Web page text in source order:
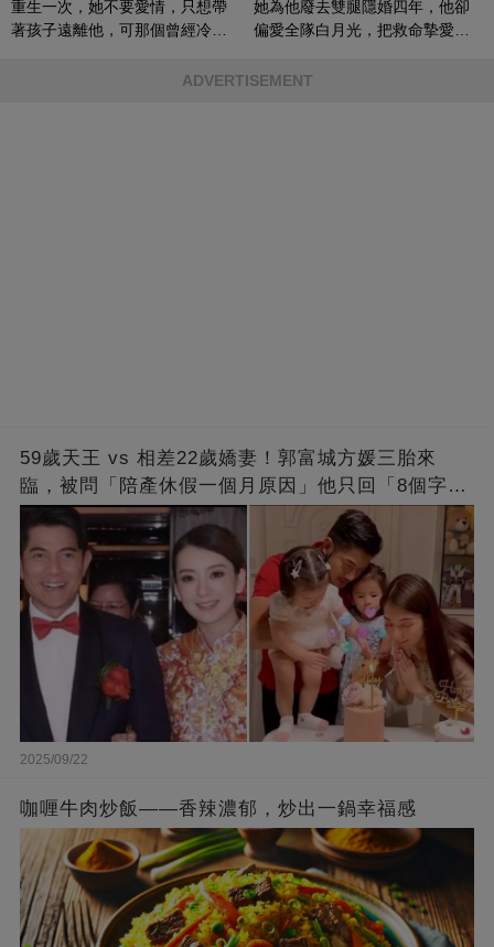
重生一次，她不要愛情，只想帶
著孩子遠離他，可那個曾經冷漠
她為他廢去雙腿隱婚四年，他卻
偏愛全隊白月光，把救命摯愛當
ADVERTISEMENT
59歲天王 vs 相差22歲嬌妻！郭富城方媛三胎來
臨，被問「陪產休假一個月原因」他只回「8個字」
被贊爆
2025/09/22
咖喱牛肉炒飯——香辣濃郁，炒出一鍋幸福感